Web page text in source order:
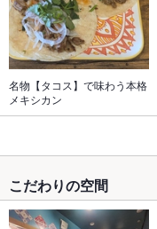
名物【タコス】で味わう本格
メキシカン
こだわりの空間